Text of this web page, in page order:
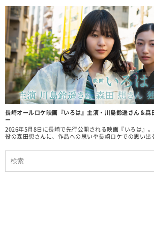
長崎オールロケ映画『いろは』主演・川島鈴遥さん＆森
ー
2026年5月8日に長崎で先行公開される映画『いろは』
役の森田想さんに、作品への思いや長崎ロケでの思い出